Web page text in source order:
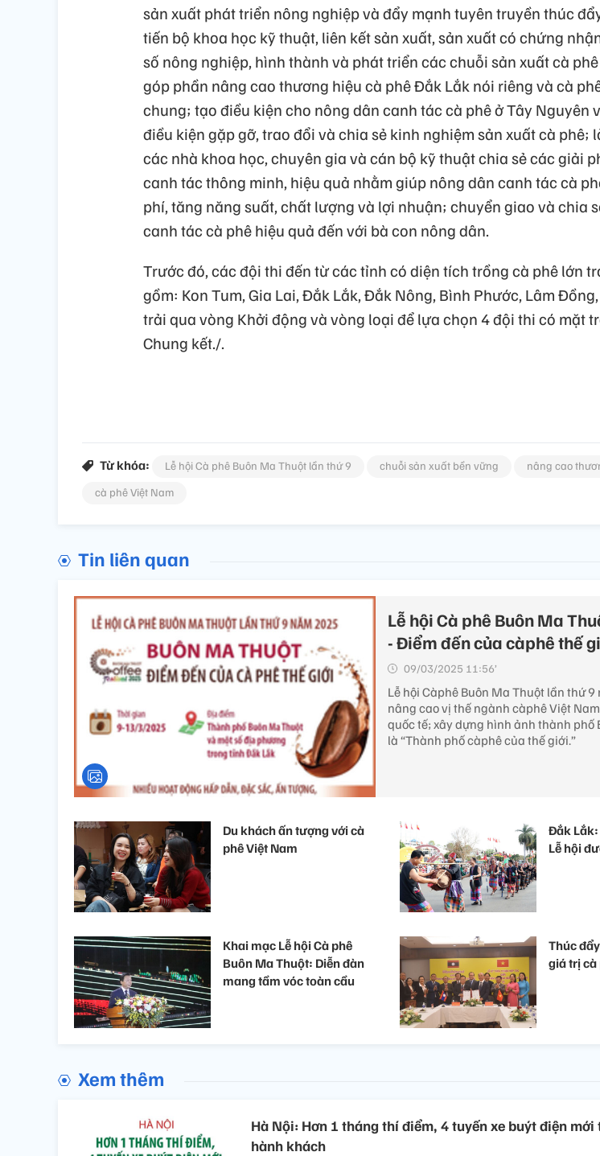
sản xuất phát triển nông nghiệp và đẩy mạnh tuyên truyền thúc
tiến bộ khoa học kỹ thuật, liên kết sản xuất, sản xuất có chứng
số nông nghiệp, hình thành và phát triển các chuỗi sản xuất cà
góp phần nâng cao thương hiệu cà phê Đắk Lắk nói riêng và cà
chung; tạo điều kiện cho nông dân canh tác cà phê ở Tây Nguyên
điều kiện gặp gỡ, trao đổi và chia sẻ kinh nghiệm sản xuất cà phê;
các nhà khoa học, chuyên gia và cán bộ kỹ thuật chia sẻ các giải
canh tác thông minh, hiệu quả nhằm giúp nông dân canh tác cà
phí, tăng năng suất, chất lượng và lợi nhuận; chuyển giao và chia
canh tác cà phê hiệu quả đến với bà con nông dân.
Trước đó, các đội thi đến từ các tỉnh có diện tích trồng cà phê lớn
gồm: Kon Tum, Gia Lai, Đắk Lắk, Đắk Nông, Bình Phước, Lâm
trải qua vòng Khởi động và vòng loại để lựa chọn 4 đội thi có mặt
Chung kết./.
Từ khóa: Lễ hội Cà phê Buôn Ma Thuột lần thứ 9 chuỗi sản xuất bền vững
nâng cao
cà phê Việt Nam
Tin liên quan
Lễ hội Cà phê Buôn Ma
- Điểm đến của càphê thế
09/03/2025 11:56’
Lễ hội Càphê Buôn Ma Thuột lần thứ
nâng cao vị thế ngành càphê Việt
quốc tế; xây dựng hình ảnh thành phố
là “Thành phố càphê của thế giới.”
Du khách ấn tượng với cà
phê Việt Nam
Đắk
Lễ hội
Khai mạc Lễ hội Cà phê
Buôn Ma Thuột: Diễn đàn
mang tầm vóc toàn cầu
Thúc
giá trị cà
Xem thêm
Hà Nội: Hơn 1 tháng thí điểm, 4 tuyến xe buýt điện mới
hành khách